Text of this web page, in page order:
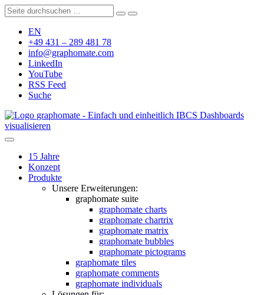
EN
+49 431 – 289 481 78
info@graphomate.com
LinkedIn
YouTube
RSS Feed
Suche
graphomate - Einfach und einheitlich IBCS Dashboards
visualisieren
15 Jahre
Konzept
Produkte
Unsere Erweiterungen:
graphomate suite
graphomate charts
graphomate chartrix
graphomate matrix
graphomate bubbles
graphomate pictograms
graphomate tiles
graphomate comments
graphomate individuals